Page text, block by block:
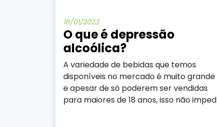
16/01/2023
O que é depressão
alcoólica?
A variedade de bebidas que temos
disponíveis no mercado é muito grande
e apesar de só poderem ser vendidas
para maiores de 18 anos, isso não imped